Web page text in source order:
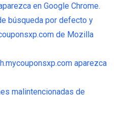
en Google Chrome.
búsqueda por defecto y
de Mozilla
aparezca
malintencionadas de